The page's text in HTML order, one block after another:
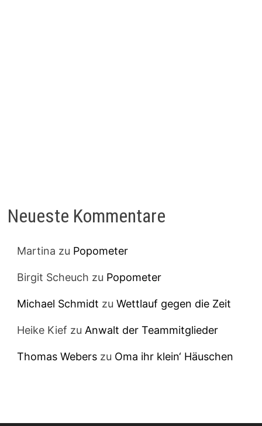
Neueste Kommentare
Martina zu Popometer
Birgit Scheuch zu Popometer
Michael Schmidt zuWettlauf gegen die Zeit
Heike Kief zu Anwalt der Teammitglieder
Thomas Webers zu Oma ihr klein‘ Häuschen